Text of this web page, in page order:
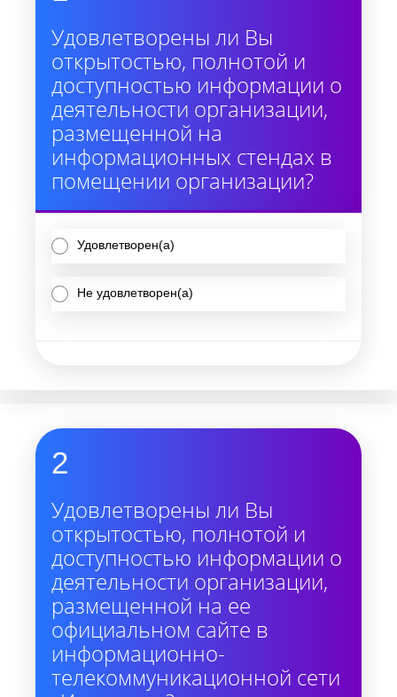
Удовлетворены ли Вы
открытостью, полнотой и
доступностью информации о
деятельности организации,
размещенной на
информационных стендах в
помещении организации?
Удовлетворен(а)
Не удовлетворен(а)
2
Удовлетворены ли Вы
открытостью, полнотой и
доступностью информации о
деятельности организации,
размещенной на ее
официальном сайте в
информационно-
телекоммуникационной сети